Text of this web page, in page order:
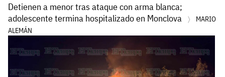
Detienen a menor tras ataque con arma blanca;
adolescente termina hospitalizado en Monclova
MARIO
ALEMÁN